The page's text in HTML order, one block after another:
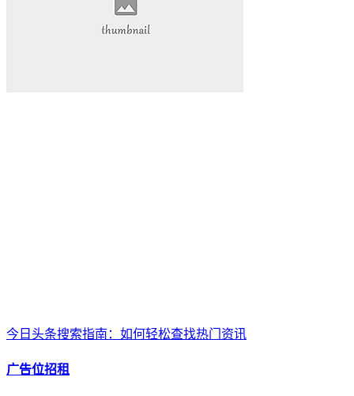
今日头条搜索指南：如何轻松查找热门资讯
广告位招租